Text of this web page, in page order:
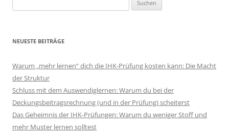
nach:
NEUESTE BEITRÄGE
Warum „mehr lernen“ dich die IHK-Prüfung kosten kann: Die Macht
der Struktur
Schluss mit dem Auswendiglernen: Warum du bei der
Deckungsbeitragsrechnung (und in der Prüfung) scheiterst
Das Geheimnis der IHK-Prüfungen: Warum du weniger Stoff und
mehr Muster lernen solltest